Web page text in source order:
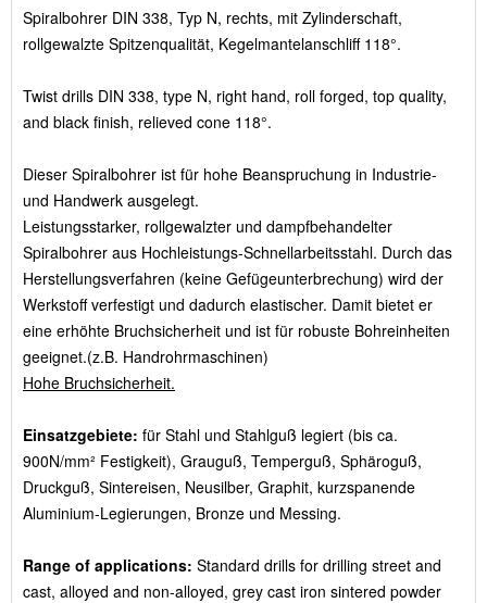
Spiralbohrer DIN 338, Typ N, rechts, mit Zylinderschaft,
rollgewalzte Spitzenqualität, Kegelmantelanschliff 118°.
Twist drills DIN 338, type N, right hand, roll forged, top quality,
and black finish, relieved cone 118°.
Dieser Spiralbohrer ist für hohe Beanspruchung in Industrie-
und Handwerk ausgelegt.
Leistungsstarker, rollgewalzter und dampfbehandelter
Spiralbohrer aus Hochleistungs-Schnellarbeitsstahl. Durch das
Herstellungsverfahren (keine Gefügeunterbrechung) wird der
Werkstoff verfestigt und dadurch elastischer. Damit bietet er
eine erhöhte Bruchsicherheit und ist für robuste Bohreinheiten
geeignet.(z.B. Handrohrmaschinen)
Hohe Bruchsicherheit.
Einsatzgebiete: für Stahl und Stahlguß legiert (bis ca.
900N/mm² Festigkeit), Grauguß, Temperguß, Sphäroguß,
Druckguß, Sintereisen, Neusilber, Graphit, kurzspanende
Aluminium-Legierungen, Bronze und Messing.
Range of applications: Standard drills for drilling street and
cast, alloyed and non-alloyed, grey cast iron sintered powder